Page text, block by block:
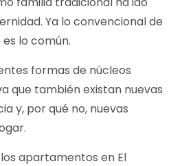
Ya lo convencional de
lo común.
formas de núcleos
que también existan nuevas
y, por qué no, nuevas
apartamentos en El